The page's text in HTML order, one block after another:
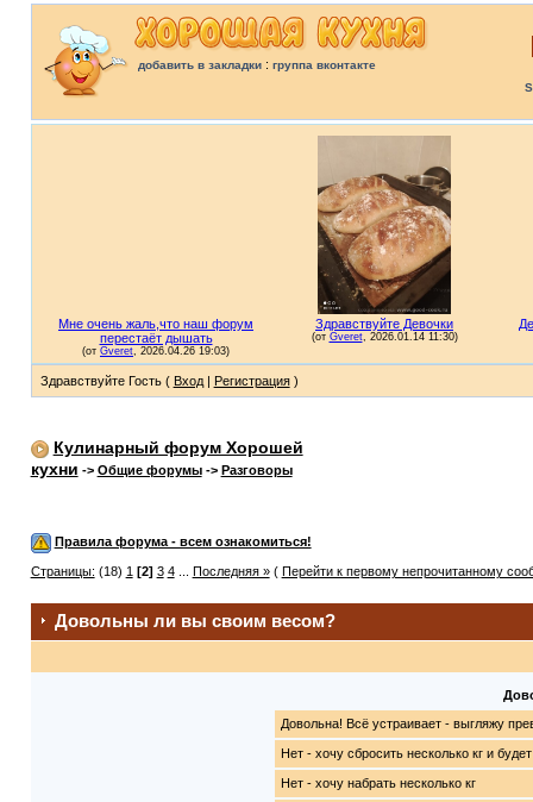
добавить в закладки: группа вконтакте
Здравствуйте Гость ( Вход| Регистрация)
Кулинарный форум Хорошей
кухни -> Общие форумы-> Разговоры
Правила форума - всем ознакомиться!
Страницы: (18) 1 [2] 3 4... Последняя »( Перейти к первому непрочитанному
Довольны ли вы своим весом?
Довольна! Всё устраивает - выгляжу
Нет - хочу сбросить несколько кг и
Нет - хочу набрать несколько кг